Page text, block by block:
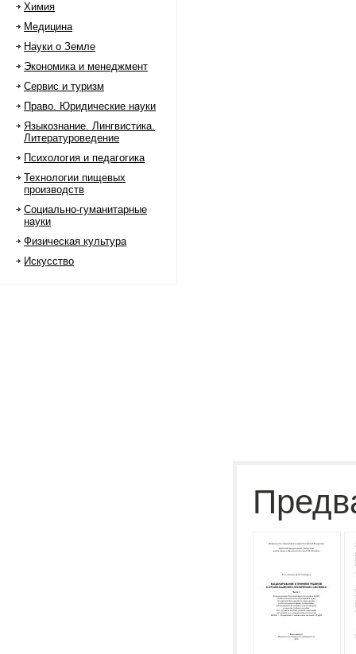
Химия
Медицина
Науки о Земле
Экономика и менеджмент
Сервис и туризм
Право. Юридические науки
Языкознание. Лингвистика.
Литературоведение
Психология и педагогика
Технологии пищевых
производств
Социально-гуманитарные
науки
Физическая культура
Искусство